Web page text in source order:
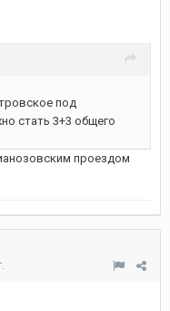
под
стать 3+3 общего
проездом